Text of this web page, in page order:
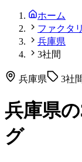
ホーム
ファクタ
兵庫県
3社間
兵庫県 3社
兵庫県
グ